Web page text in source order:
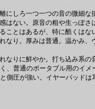
しろ一つ一つの音の微細
はない。原音の粗や生っぽ
ことはあるが、特に酷くはな
なり。厚みは普通。温かみ
なりに鮮やか。打ち込み系の
、普通のポータブル用のイメ
側圧が強い。イヤーパッド